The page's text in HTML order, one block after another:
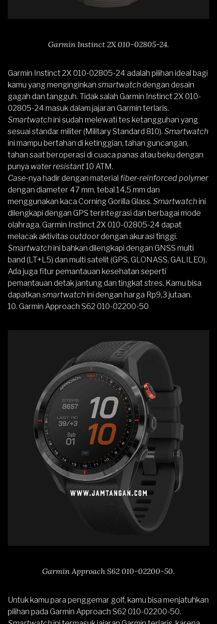
Garmin Instinct 2X 010-02805-24.
Garmin Instinct 2X 010-02805-24 adalah pilihan ideal bagi
kamu yang menginginkan smartwatchdengan desain
gagah dan tangguh. Tidak salah Garmin Instinct 2X 010-
02805-24 masuk dalam jajaran Garmin terlaris.
Smartwatchini sudah melewati tes ketangguhan yang
sesuai standar militer (Military Standard 810). Smartwatch
ini mampu bertahan di ketinggian, tahan guncangan,
tahan saat beroperasi di cuaca panas atau beku dengan
punya water resistant10 ATM.
Case-nya hadir dengan material fiber-reinforced polymer
dengan diameter 47 mm, tebal 14,5 mm dan
menggunakan kaca Corning Gorilla Glass. Smartwatchini
dilengkapi dengan GPS terintegrasi dan berbagai mode
olahraga, Garmin Instinct 2X 010-02805-24 dapat
melacak aktivitasoutdoordengan akurasi tinggi.
Smartwatchini bahkan dilengkapi dengan GNSS multi
band (LT+L5) dan multi satelit (GPS, GLONASS, GALILEO).
Ada juga fitur pemantauan kesehatan seperti
pemantauan detak jantung dan tingkat stres. Kamu bisa
dapatkan smartwatchini dengan harga Rp9,3 jutaan.
10. Garmin Approach S62 010-02200-50
Garmin Approach S62 010-02200-50.
Untuk kamu para penggemar golf, kamu bisa menjatuhkan
pilihan pada Garmin Approach S62 010-02200-50.